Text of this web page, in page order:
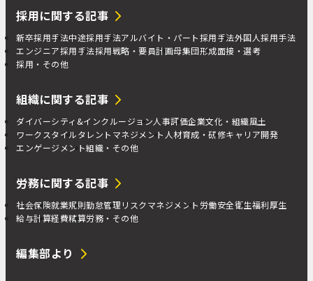
採用に関する記事
新卒採用手法中途採用手法アルバイト・パート採用手法外国人採用手法
エンジニア採用手法採用戦略・要員計画母集団形成面接・選考
採用・その他
組織に関する記事
ダイバーシティ&インクルージョン人事評価企業文化・組織風土
ワークスタイルタレントマネジメント 人材育成・研修キャリア開発
エンゲージメント組織・その他
労務に関する記事
社会保険就業規則勤怠管理 リスクマネジメント 労働安全衛生福利厚生
給与計算経費精算労務・その他
編集部より